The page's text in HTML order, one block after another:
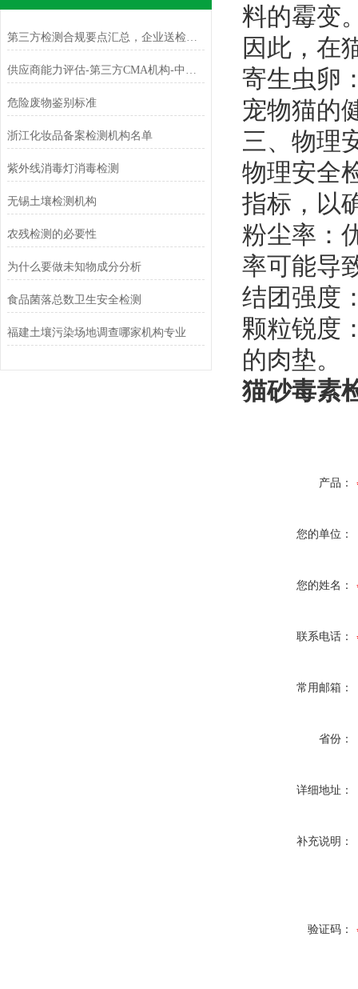
第三方检测合规要点汇总，企业送检参考指南
​供应商能力评估-第三方CMA机构-中科检测
危险废物鉴别标准
浙江化妆品备案检测机构名单
紫外线消毒灯消毒检测
无锡土壤检测机构
农残检测的必要性
为什么要做未知物成分分析
食品菌落总数卫生安全检测
福建土壤污染场地调查哪家机构专业
料的霉变
因此，在
寄生虫卵‌
宠物猫的
三、物理
物理安全
指标，以
粉尘率‌：
率可能导
结团强度‌
颗粒锐度‌
的肉垫。
猫砂毒素
产品：
您的单位：
您的姓名：
联系电话：
常用邮箱：
省份：
详细地址：
补充说明：
验证码：